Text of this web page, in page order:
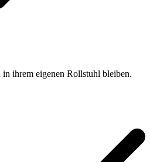
ihrem eigenen Rollstuhl bleiben.